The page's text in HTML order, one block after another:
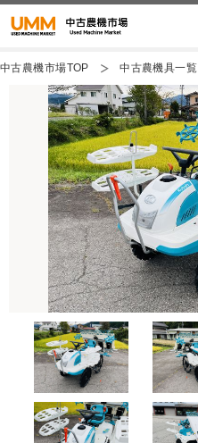
中古農機市場TOP 中古農機具一覧